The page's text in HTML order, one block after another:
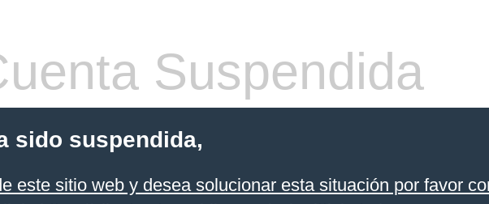
Suspendida
sido suspendida,
este sitio web y desea solucionar esta situación por favor